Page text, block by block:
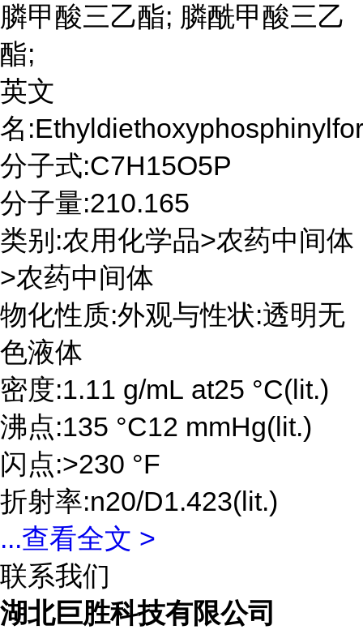
膦甲酸三乙酯; 膦酰甲酸三乙
酯;
英文
名
分子式:C7H15O5P
分子量:210.165
类别:农用化学品>农药中间体
>农药中间体
物化性质:外观与性状:透明无
色液体
密度:1.11 g/mL at25 °C(lit.)
沸点:135 °C12 mmHg(lit.)
闪点:>230 °F
折射率:n20/D1.423(lit.)
...查看全文 >
联系我们
湖北巨胜科技有限公司